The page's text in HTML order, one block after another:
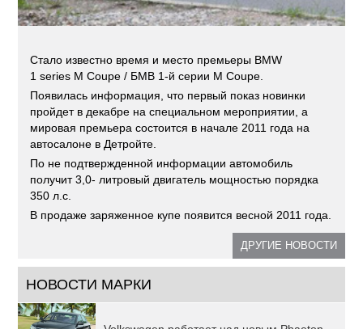
Стало известно время и место премьеры BMW
1 series M Coupe / БМВ 1-й серии M Coupe.
Появилась информация, что первый показ новинки
пройдет в декабре на специальном мероприятии, а
мировая премьера состоится в начале 2011 года на
автосалоне в Детройте.
По не подтвержденной информации автомобиль
получит 3,0- литровый двигатель мощностью порядка
350 л.с.
В продаже заряженное купе появится весной 2011 года.
ДРУГИЕ НОВОСТИ
НОВОСТИ МАРКИ